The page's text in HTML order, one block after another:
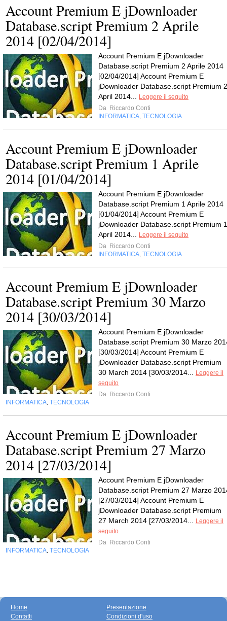
Account Premium E jDownloader
Database.script Premium 2 Aprile
2014 [02/04/2014]
Account Premium E jDownloader
Database.script Premium 2 Aprile 2014
[02/04/2014] Account Premium E
jDownloader Database.script Premium 2
April 2014... Leggere il seguito
Da Riccardo Conti
INFORMATICA, TECNOLOGIA
Account Premium E jDownloader
Database.script Premium 1 Aprile
2014 [01/04/2014]
Account Premium E jDownloader
Database.script Premium 1 Aprile 2014
[01/04/2014] Account Premium E
jDownloader Database.script Premium 1
April 2014... Leggere il seguito
Da Riccardo Conti
INFORMATICA, TECNOLOGIA
Account Premium E jDownloader
Database.script Premium 30 Marzo
2014 [30/03/2014]
Account Premium E jDownloader
Database.script Premium 30 Marzo
[30/03/2014] Account Premium E
jDownloader Database.script Premium
30 March 2014 [30/03/2014... Leggere il
seguito
Da Riccardo Conti
INFORMATICA, TECNOLOGIA
Account Premium E jDownloader
Database.script Premium 27 Marzo
2014 [27/03/2014]
Account Premium E jDownloader
Database.script Premium 27 Marzo
[27/03/2014] Account Premium E
jDownloader Database.script Premium
27 March 2014 [27/03/2014... Leggere il
seguito
Da Riccardo Conti
INFORMATICA, TECNOLOGIA
Home
Contatti
Presentazione
Condizioni d'uso